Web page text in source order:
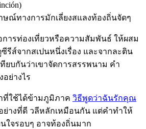
ณ์ทางการมักเลี่ยงสแลงท้องถิ่นจัดๆ
ารท่องเที่ยวหรือความสัมพันธ์ ให้ผสม
รีส์จากสเปนหนึ่งเรื่อง และจากละติน
ทียบกันว่าเขาจัดการสรรพนาม คำ
อย่างไร
ที่ใช้ได้ข้ามภูมิภาค วิธีพูดว่าฉันรักคุณ
ย่างที่ดี วลีหลักเหมือนกัน แต่คำทำให้
ใจรอบๆ อาจท้องถิ่นมาก